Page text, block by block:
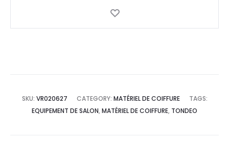
SKU: VR020627 CATEGORY: MATÉRIEL DE COIFFURE
TAGS:
EQUIPEMENT DE SALON, MATÉRIEL DE COIFFURE, TONDEO